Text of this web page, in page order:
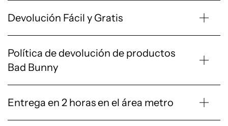
Devolución Fácil y Gratis
Política de devolución de productos
Bad Bunny
Entrega en 2 horas en el área metro